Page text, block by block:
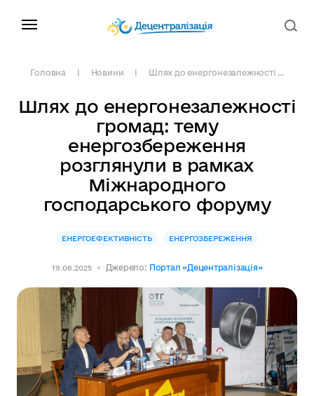
Головна Новини Шлях до енергонезалежності ...
Шлях до енергонезалежності
громад: тему
енергозбереження
розглянули в рамках
Міжнародного
господарського форуму
ЕНЕРГОЕФЕКТИВНІСТЬ ЕНЕРГОЗБЕРЕЖЕННЯ
19.06.2025 Джерело: Портал «Децентралізація»